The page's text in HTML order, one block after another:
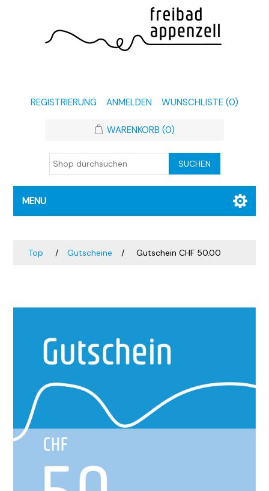
REGISTRIERUNG ANMELDEN WUNSCHLISTE (0)
WARENKORB (0)
MENU
Top / Gutscheine / Gutschein CHF 50.00